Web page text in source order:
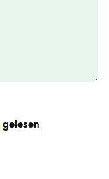
gelesen